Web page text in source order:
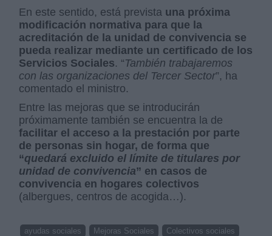
En este sentido, está prevista una próxima
modificación normativa para que la
acreditación de la unidad de convivencia se
pueda realizar mediante un certificado de los
Servicios Sociales. “También trabajaremos
con las organizaciones del Tercer Sector”, ha
comentado el ministro.
Entre las mejoras que se introducirán
próximamente también se encuentra la de
facilitar el acceso a la prestación por parte
de personas sin hogar, de forma que
“quedará excluido el límite de titulares por
unidad de convivencia” en casos de
convivencia en hogares colectivos
(albergues, centros de acogida…).
ayudas sociales Mejoras Sociales
Colectivos sociales